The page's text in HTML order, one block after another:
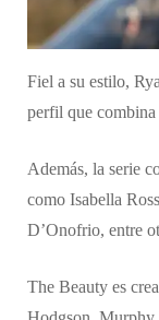
​Fiel a su estilo,
perfil que combina
Además, la serie
como Isabella
D’Onofrio, entre
​The Beauty es